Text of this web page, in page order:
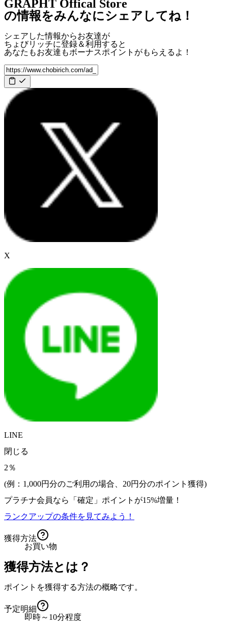
GRAPHT Offical Store
の情報をみんなにシェアしてね！
シェアした情報からお友達が
ちょびリッチに登録＆利用すると
あなたもお友達もボーナスポイント がもらえるよ！
X
LINE
閉じる
2％
(例：1,000円分のご利用の場合、 20円分のポイント獲得)
プラチナ会員なら
「確定」 ポイントが15%増量！
ランクアップの条件を見てみよう！
獲得方法
お買い物
獲得方法とは？
ポイントを獲得する方法の概略です。
予定明細
即時～10分程度